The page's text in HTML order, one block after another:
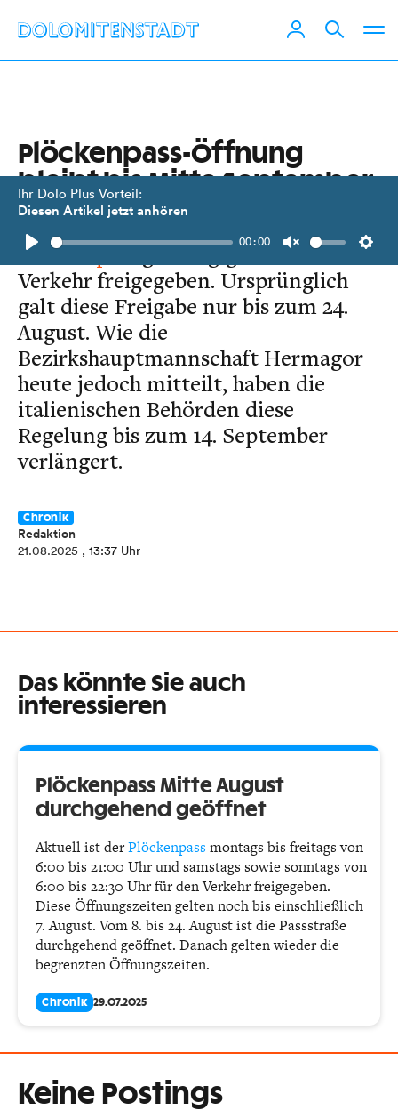
Ihr Dolo Plus Vorteil:
Diesen Artikel jetzt anhören
Play
00:00
Unmute
Plöckenpass-Öffnung
bleibt bis Mitte September
Seit dem 8. August ist der
Plöckenpassganztägig für den
Verkehr freigegeben. Ursprünglich
galt diese Freigabe nur bis zum 24.
August. Wie die
Bezirkshauptmannschaft Hermagor
heute jedoch mitteilt, haben die
italienischen Behörden diese
Regelung bis zum 14. September
verlängert.
Chronik
Redaktion
21.08.2025 , 13:37 Uhr
Das könnte Sie auch
interessieren
Plöckenpass Mitte August
durchgehend geöffnet
Aktuell ist derPlöckenpass montags bis freitags von
6:00 bis 21:00 Uhr und samstags sowie sonntags von
6:00 bis 22:30 Uhr für den Verkehr freigegeben.
Diese Öffnungszeiten gelten noch bis einschließlich
7. August. Vom 8. bis 24. August ist die Passstraße
durchgehend geöffnet. Danach gelten wieder die
begrenzten Öffnungszeiten.
Chronik 29.07.2025
Keine Postings